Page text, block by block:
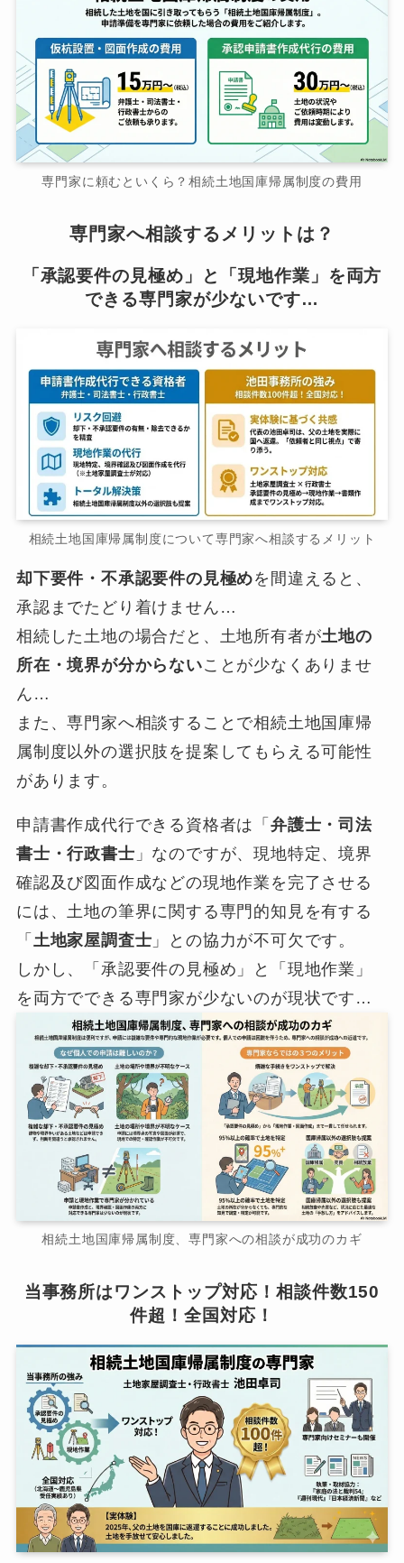
専門家に頼むといくら？相続土地国庫帰属制度の費用
専門家へ相談するメリットは？
「承認要件の見極め」と「現地作業」を両方
できる専門家が少ないです…
相続土地国庫帰属制度について専門家へ相談するメリット
却下要件・不承認要件の見極めを間違えると、
承認までたどり着けません…
相続した土地の場合だと、土地所有者が土地の
所在・境界が分からないことが少なくありませ
ん…
また、専門家へ相談することで相続土地国庫帰
属制度以外の選択肢を提案してもらえる可能性
があります。
申請書作成代行できる資格者は「弁護士・司法
書士・行政書士 」なのですが、現地特定、境界
確認及び図面作成などの現地作業を完了させる
には、土地の筆界に関する専門的知見を有する
「 土地家屋調査士 」との協力が不可欠です。
しかし、「承認要件の見極め」と「現地作業」
を両方でできる専門家が少ないのが現状です…
相続土地国庫帰属制度、専門家への相談が成功のカギ
当事務所はワンストップ対応！相談件数150
件超！全国対応！